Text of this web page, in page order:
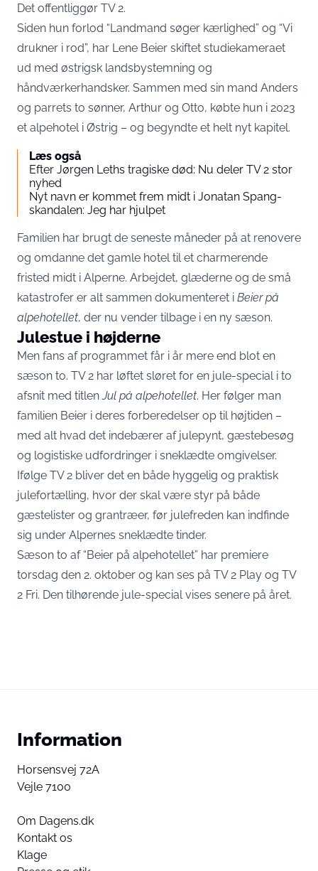
Det offentliggør TV 2.
Siden hun forlod “Landmand søger kærlighed” og “Vi
drukner i rod”, har Lene Beier skiftet studiekameraet
ud med østrigsk landsbystemning og
håndværkerhandsker. Sammen med sin mand Anders
og parrets to sønner, Arthur og Otto, købte hun i 2023
et alpehotel i Østrig – og begyndte et helt nyt kapitel.
Læs også
Efter Jørgen Leths tragiske død: Nu deler TV 2 stor
nyhed
Nyt navn er kommet frem midt i Jonatan Spang-
skandalen: Jeg har hjulpet
Familien har brugt de seneste måneder på at renovere
og omdanne det gamle hotel til et charmerende
fristed midt i Alperne. Arbejdet, glæderne og de små
katastrofer er alt sammen dokumenteret i Beier på
alpehotellet, der nu vender tilbage i en ny sæson.
Julestue i højderne
Men fans af programmet får i år mere end blot en
sæson to. TV 2 har løftet sløret for en jule-special i to
afsnit med titlenJul på alpehotellet. Her følger man
familien Beier i deres forberedelser op til højtiden –
med alt hvad det indebærer af julepynt, gæstebesøg
og logistiske udfordringer i sneklædte omgivelser.
Ifølge TV 2 bliver det en både hyggelig og praktisk
julefortælling, hvor der skal være styr på både
gæstelister og grantræer, før julefreden kan indfinde
sig under Alpernes sneklædte tinder.
Sæson to af “Beier på alpehotellet” har premiere
torsdag den 2. oktober og kan ses på TV 2 Play og TV
2 Fri. Den tilhørende jule-special vises senere på året.
Information
Horsensvej 72A
Vejle 7100
Om Dagens.dk
Kontakt os
Klage